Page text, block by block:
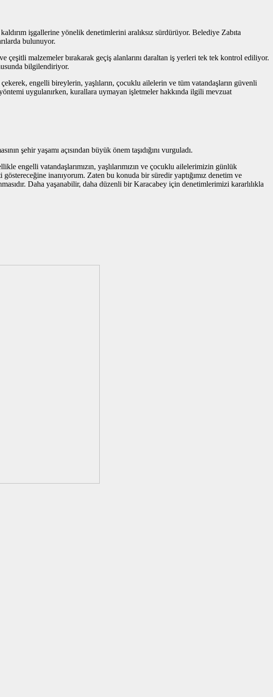
işgallerine yönelik denetimlerini aralıksız sürdürüyor. Belediye Zabıta
bulunuyor.
malzemeler bırakarak geçiş alanlarını daraltan iş yerleri tek tek kontrol ediliyor.
bilgilendiriyor.
engelli bireylerin, yaşlıların, çocuklu ailelerin ve tüm vatandaşların güvenli
uygulanırken, kurallara uymayan işletmeler hakkında ilgili mevzuat
şehir yaşamı açısından büyük önem taşıdığını vurguladı.
engelli vatandaşlarımızın, yaşlılarımızın ve çocuklu ailelerimizin günlük
inanıyorum. Zaten bu konuda bir süredir yaptığımız denetim ve
Daha yaşanabilir, daha düzenli bir Karacabey için denetimlerimizi kararlılıkla